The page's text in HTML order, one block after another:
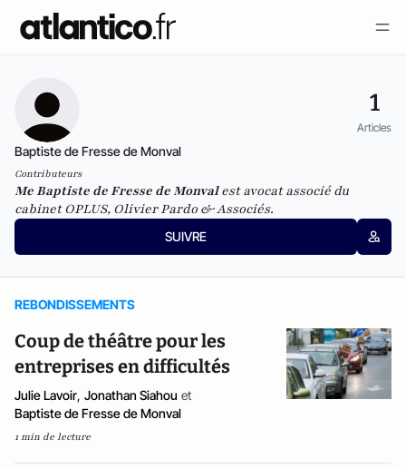
1
Articles
Baptiste de Fresse de Monval
Contributeurs
Me Baptiste de Fresse de Monvalest avocat associé du
cabinet OPLUS, Olivier Pardo & Associés.
SUIVRE
REBONDISSEMENTS
Coup de théâtre pour les
entreprises en difficultés
Julie Lavoir, Jonathan Siahou et
Baptiste de Fresse de Monval
1 min de lecture